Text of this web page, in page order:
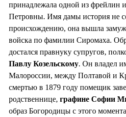
принадлежала одной из фрейлин
Петровны. Имя дамы история не
происхождению, она вышла замуж
войска по фамилии Сиромаха.
достался правнуку супругов,
Павлу Козельскому. Он владел
Малороссии, между Полтавой и
смертью в 1879 году помещик
родственнице, графине Софии
образ Богородицы с этого